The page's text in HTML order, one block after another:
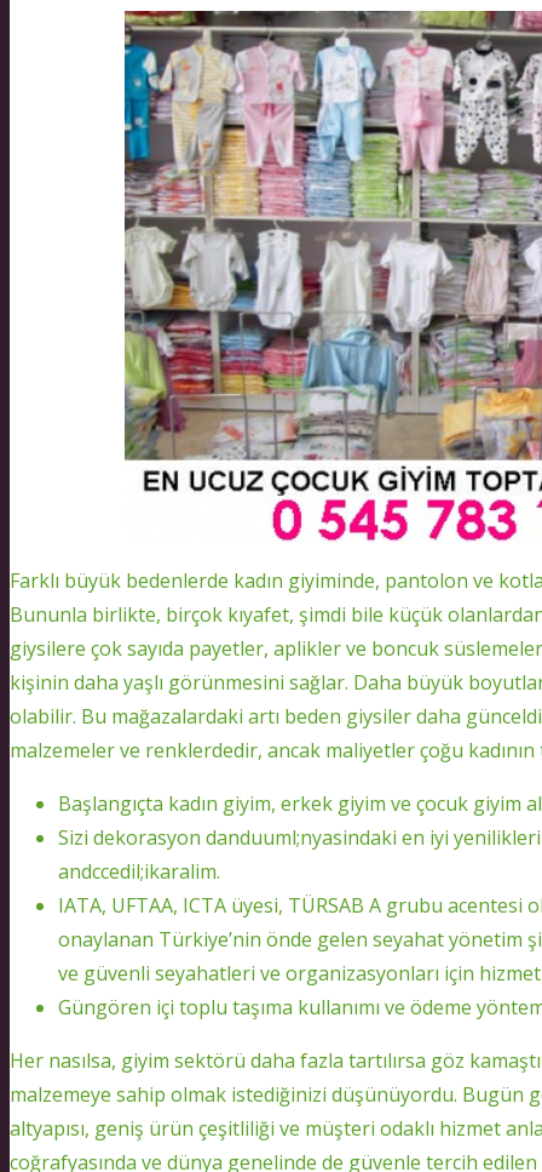
Farklı büyük bedenlerde kadın giyiminde, pantolon ve
Bununla birlikte, birçok kıyafet, şimdi bile küçük
giysilere çok sayıda payetler, aplikler ve boncuk
kişinin daha yaşlı görünmesini sağlar. Daha büyük
olabilir. Bu mağazalardaki artı beden giysiler daha
malzemeler ve renklerdedir, ancak maliyetler çoğu
Başlangıçta kadın giyim, erkek giyim ve çocuk giyim
Sizi dekorasyon danduuml;nyasindaki en iyi
andccedil;ikaralim.
IATA, UFTAA, ICTA üyesi, TÜRSAB A grubu acentesi
onaylanan Türkiye’nin önde gelen seyahat
ve güvenli seyahatleri ve organizasyonları için
Güngören içi toplu taşıma kullanımı ve ödeme
Her nasılsa, giyim sektörü daha fazla tartılırsa göz
malzemeye sahip olmak istediğinizi düşünüyordu. Bugün
altyapısı, geniş ürün çeşitliliği ve müşteri odaklı hizmet
coğrafyasında ve dünya genelinde de güvenle tercih